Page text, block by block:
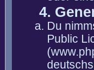
4.
Du
Public